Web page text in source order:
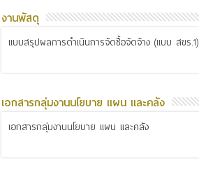
งานพัสดุ
แบบสรุปผลการดำเนินการจัดซื้อจัดจ้าง (แบบ สขร.1)
เอกสารกลุ่มงานนโยบาย แผน และคลัง
เอกสารกลุ่มงานนโยบาย แผน และคลัง